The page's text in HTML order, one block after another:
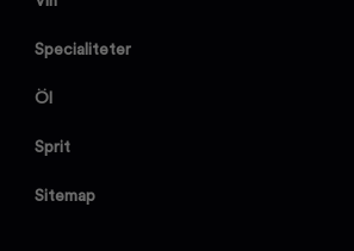
Specialiteter
Öl
Sprit
Sitemap